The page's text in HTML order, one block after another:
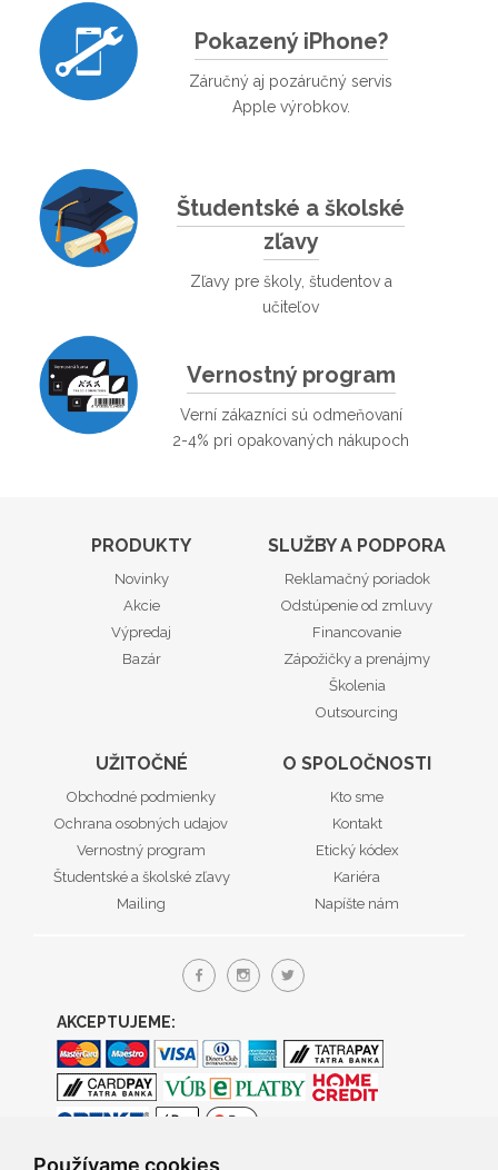
Používame cookies
Pokazený iPhone?
Záručný aj pozáručný servis
Apple výrobkov.
Študentské a školské
zľavy
Zľavy pre školy, študentov a
učiteľov
Vernostný program
Verní zákazníci sú odmeňovaní
2-4% pri opakovaných nákupoch
PRODUKTY
Novinky
Akcie
Výpredaj
Bazár
SLUŽBY A PODPORA
Reklamačný poriadok
Odstúpenie od zmluvy
Financovanie
Zápožičky a prenájmy
Školenia
Outsourcing
UŽITOČNÉ
Obchodné podmienky
Ochrana osobných udajov
Vernostný program
Študentské a školské zľavy
Mailing
O SPOLOČNOSTI
Kto sme
Kontakt
Etický kódex
Kariéra
Napíšte nám
AKCEPTUJEME: